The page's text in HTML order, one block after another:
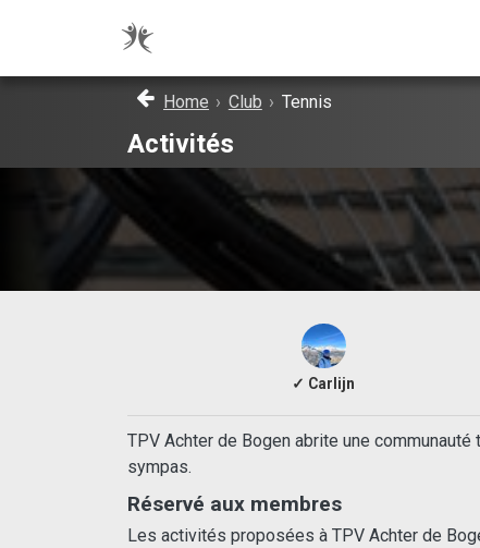
Home › Club › Tennis
Activités
✓ Carlijn
TPV Achter de Bogen abrite une
sympas.
Réservé aux membres
Les activités proposées à TPV Achter de